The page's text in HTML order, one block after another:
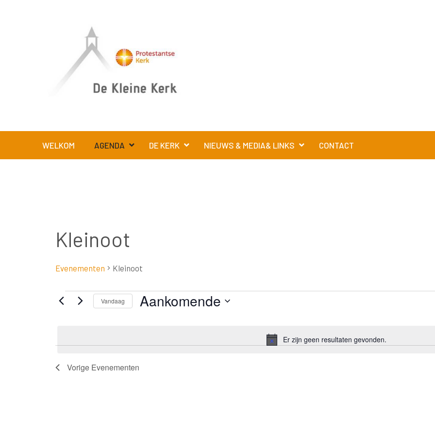
WELKOM AGENDA DE KERK NIEUWS & MEDIA& LINKS CONTACT
Kleinoot
Evenementen Kleinoot
Evenementen
Bericht
Er zijn geen resultaten gevonden.
Vandaag Aankomende
datum.
Vorige Evenementen